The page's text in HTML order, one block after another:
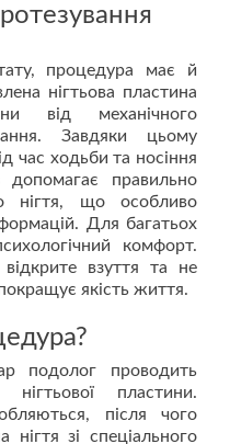
процедура має й
нігтьова пластина
від механічного
Завдяки цьому
час ходьби та носіння
допомагає правильно
нігтя, що особливо
Для багатьох
комфорт.
взуття та не
якість життя.
подолог проводить
пластини.
після чого
зі спеціального